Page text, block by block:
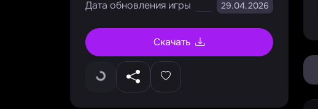
Дата обновления игры 29.04.2026
Скачать